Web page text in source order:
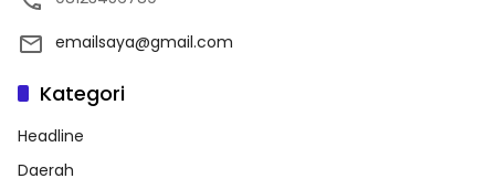
emailsaya@gmail.com
Kategori
Headline
Daerah